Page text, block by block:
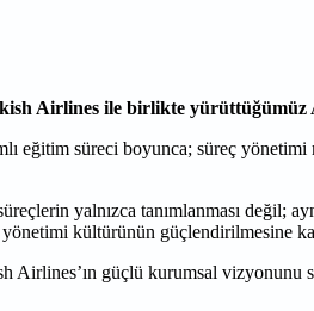
Airlines ile birlikte yürüttüğümüz
eğitim süreci boyunca; süreç
yalnızca tanımlanması değil;
kültürünün güçlendirilmesine
Airlines’ın güçlü kurumsal vizyonunu